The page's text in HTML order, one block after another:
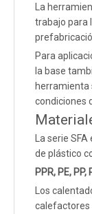
La
trabajo para
Para
la base
herramienta
condiciones
La serie
de plástico
PPR, PE, PP,
Los
calefactores